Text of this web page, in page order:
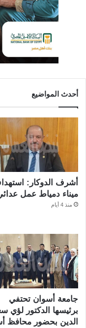
أحدث المواضيع
أشرف الدوكار:
ميناء دمياط عمل
منذ 4 أيام
جامعة أسوان تحتفي
برئيسها الدكتور لؤي
الدين بحضور محافظ